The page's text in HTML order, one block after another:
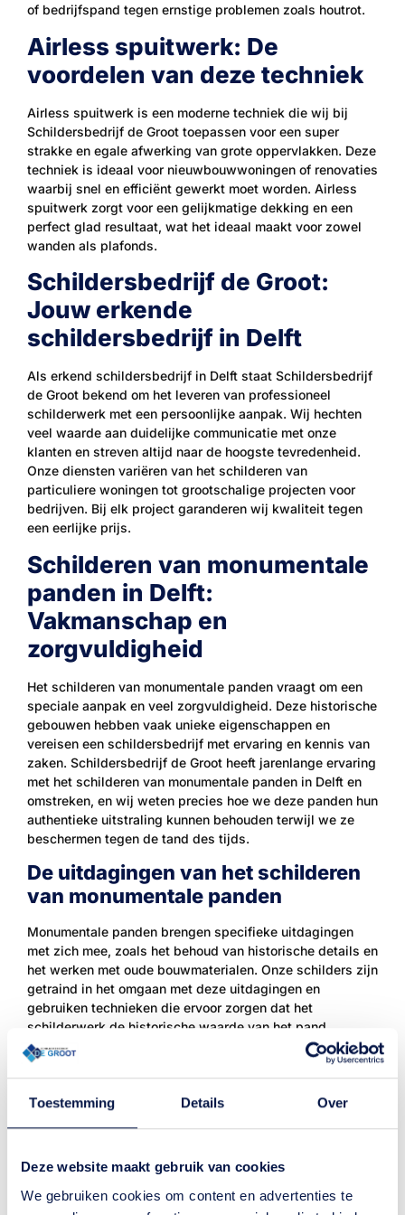
Toestemming Details Over
Deze website maakt gebruik van cookies
We gebruiken cookies om content en advertenties te
of bedrijfspand tegen ernstige problemen zoals houtrot.
Airless spuitwerk: De
voordelen van deze techniek
Airless spuitwerk is een moderne techniek die wij bij
Schildersbedrijf de Groot toepassen voor een super
strakke en egale afwerking van grote oppervlakken. Deze
techniek is ideaal voor nieuwbouwwoningen of renovaties
waarbij snel en efficiënt gewerkt moet worden. Airless
spuitwerk zorgt voor een gelijkmatige dekking en een
perfect glad resultaat, wat het ideaal maakt voor zowel
wanden als plafonds.
Schildersbedrijf de Groot:
Jouw erkende
schildersbedrijf in Delft
Als erkend schildersbedrijf in Delft staat Schildersbedrijf
de Groot bekend om het leveren van professioneel
schilderwerk met een persoonlijke aanpak. Wij hechten
veel waarde aan duidelijke communicatie met onze
klanten en streven altijd naar de hoogste tevredenheid.
Onze diensten variëren van het schilderen van
particuliere woningen tot grootschalige projecten voor
bedrijven. Bij elk project garanderen wij kwaliteit tegen
een eerlijke prijs.
Schilderen van monumentale
panden in Delft:
Vakmanschap en
zorgvuldigheid
Het schilderen van monumentale panden vraagt om een
speciale aanpak en veel zorgvuldigheid. Deze historische
gebouwen hebben vaak unieke eigenschappen en
vereisen een schildersbedrijf met ervaring en kennis van
zaken. Schildersbedrijf de Groot heeft jarenlange ervaring
met het schilderen van monumentale panden in Delft en
omstreken, en wij weten precies hoe we deze panden hun
authentieke uitstraling kunnen behouden terwijl we ze
beschermen tegen de tand des tijds.
De uitdagingen van het schilderen
van monumentale panden
Monumentale panden brengen specifieke uitdagingen
met zich mee, zoals het behoud van historische details en
het werken met oude bouwmaterialen. Onze schilders zijn
getraind in het omgaan met deze uitdagingen en
gebruiken technieken die ervoor zorgen dat het
schilderwerk de historische waarde van het pand
behoudt. Bovendien zorgen wij ervoor dat alle
werkzaamheden in overeenstemming zijn met de
geldende regelgeving voor monumenten.
Hoogwaardige materialen voor
Bij het schilderen van monumentale panden is de keuze
van materialen cruciaal. Schildersbedrijf de Groot werkt